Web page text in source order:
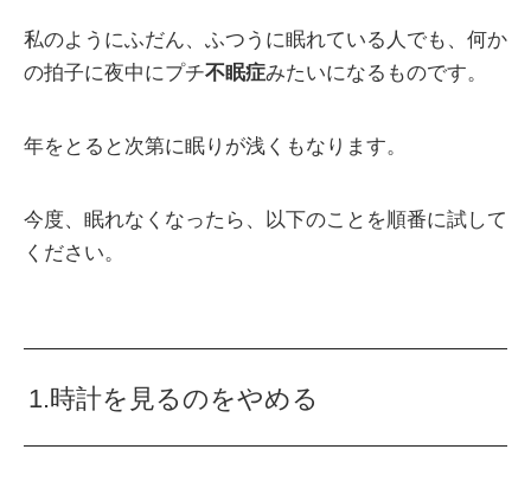
私のようにふだん、ふつうに眠れている人でも、何か
の拍子に夜中にプチ不眠症みたいになるものです。
年をとると次第に眠りが浅くもなります。
今度、眠れなくなったら、以下のことを順番に試して
ください。
1.時計を見るのをやめる